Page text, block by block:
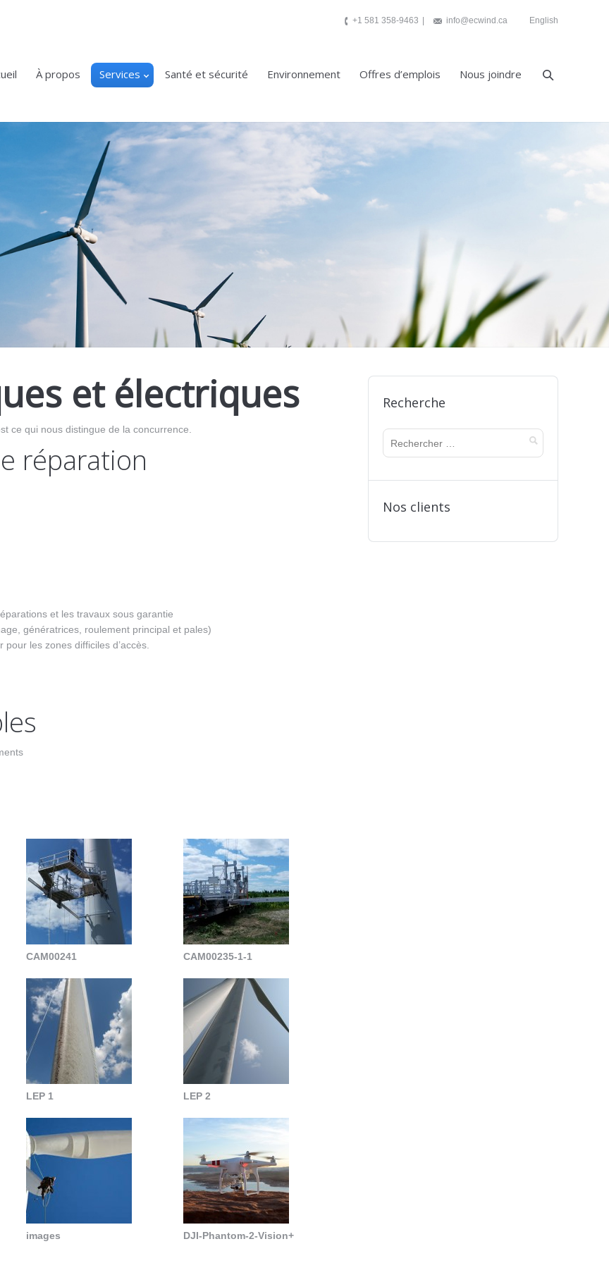
+1 581 358-9463 info@ecwind.ca English
À propos Services Santé et sécurité Environnement Offres d’emplois Nous joindre
et électriques
ce qui nous distingue de la concurrence.
réparation
et les travaux sous garantie
génératrices, roulement principal et pales)
les zones difficiles d’accès.
CAM00241 CAM00235-1-1
LEP 1 LEP 2
images DJI-Phantom-2-Vision+
Recherche
Nos clients